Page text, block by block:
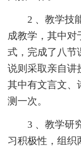
2 、教学技能
成教学，其中对
式，完成了八节
说则采取亲自讲
其中有文言文、
测一次。
3 、教学研究
习积极性，组织